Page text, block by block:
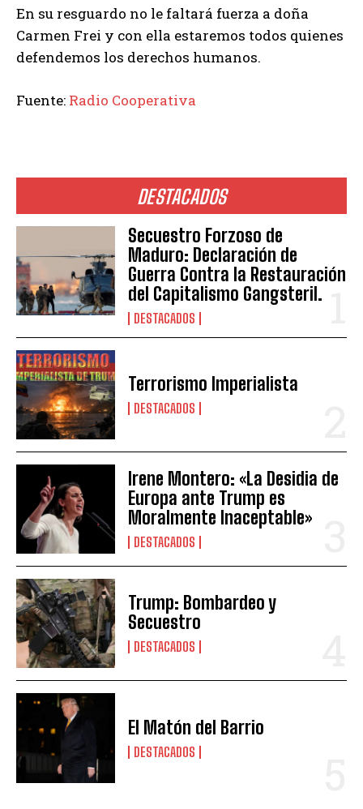
DESTACADOS
Secuestro Forzoso de
Maduro: Declaración de
Guerra Contra la Restauración
del Capitalismo Gangsteril.
DESTACADOS
Terrorismo Imperialista
DESTACADOS
Irene Montero: «La Desidia de
Europa ante Trump es
Moralmente Inaceptable»
DESTACADOS
Trump: Bombardeo y
Secuestro
DESTACADOS
El Matón del Barrio
DESTACADOS
En su resguardo no le faltará fuerza a doña
Carmen Frei y con ella estaremos todos quienes
defendemos los derechos humanos.
Fuente: Radio Cooperativa